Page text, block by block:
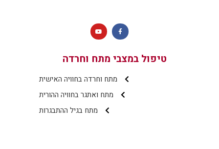
טיפול במצבי מתח וחרדה
מתח וחרדה בחוויה האישית
מתח ואתגר בחוויה ההורית
מתח בגיל ההתבגרות